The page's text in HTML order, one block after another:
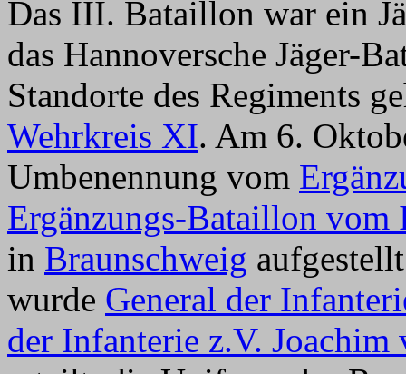
Das III. Bataillon war ein
das Hannoversche Jäger-
Standorte des Regiments
Wehrkreis XI. Am 6.
Umbenennung vom
Ergänzungs-Bataillon vom
in Braunschweig
wurde General der
der Infanterie z.V. Joachim